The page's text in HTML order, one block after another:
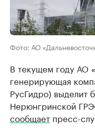
Фото: АО
В текущем году АО
генерирующая
РусГидро) выделит
Нерюнгринской
сообщает пресс-